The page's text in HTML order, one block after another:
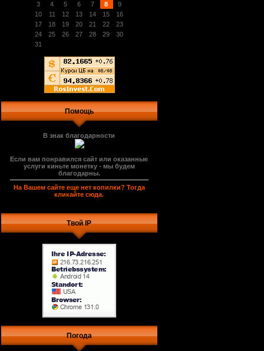
3
4 5 6 7 8
9
10
11 12 13 14 15
16
17
18 19 20 21 22
23
24
25 26 27 28 29
30
31
Помощь
В знак благодарности
Если вам понравился сайт или оказанные
услуги киньте монетку - мы будем
благодарны.
На Вашем сайте еще нет копилки? Тогда
кликайте сюда.
Твой IP
Погода